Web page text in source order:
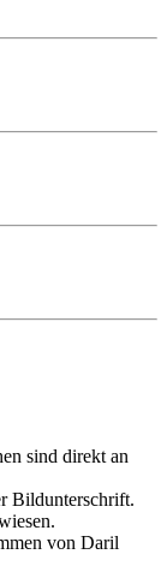
sind direkt an
Bildunterschrift.
von Daril